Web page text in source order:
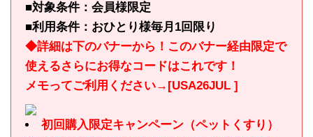
■対象条件：会員様限定
■利用条件：おひとり様毎月1回限り
◆詳細は下のバナーから！このバナー経由限定で
使えるさらにお得なコードはこれです！
メモってご利用ください→[USA26JUL ]
初回購入限定キャンペーン（ペットくすり）